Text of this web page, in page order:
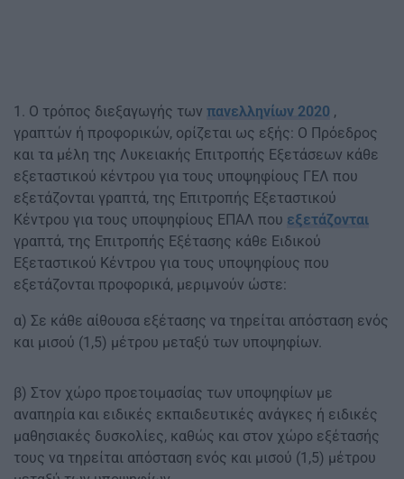
1. Ο τρόπος διεξαγωγής των πανελληνίων 2020 ,
γραπτών ή προφορικών, ορίζεται ως εξής: O Πρόεδρος
και τα μέλη της Λυκειακής Επιτροπής Εξετάσεων κάθε
εξεταστικού κέντρου για τους υποψηφίους ΓΕΛ που
εξετάζονται γραπτά, της Επιτροπής Εξεταστικού
Κέντρου για τους υποψηφίους ΕΠΑΛ που εξετάζονται
γραπτά, της Επιτροπής Εξέτασης κάθε Ειδικού
Εξεταστικού Κέντρου για τους υποψηφίους που
εξετάζονται προφορικά, μεριμνούν ώστε:
α) Σε κάθε αίθουσα εξέτασης να τηρείται απόσταση ενός
και μισού (1,5) μέτρου μεταξύ των υποψηφίων.
β) Στον χώρο προετοιμασίας των υποψηφίων με
αναπηρία και ειδικές εκπαιδευτικές ανάγκες ή ειδικές
μαθησιακές δυσκολίες, καθώς και στον χώρο εξέτασής
τους να τηρείται απόσταση ενός και μισού (1,5) μέτρου